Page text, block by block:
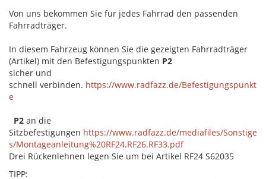
Von uns bekommen Sie für jedes Fahrrad den passenden
Fahrradträger.
In diesem Fahrzeug können Sie die gezeigten Fahrradträger
(Artikel) mit den Befestigungspunkten P2
sicher und
schnell verbinden. https://www.radfazz.de/Befestigungspunkt
e
P2 an die
Sitzbefestigungen https://www.radfazz.de/mediafiles/Sonstige
s/Montageanleitung%20RF24.RF26.RF33.pdf
Drei Rückenlehnen legen Sie um bei Artikel RF24 S62035
TIPP: